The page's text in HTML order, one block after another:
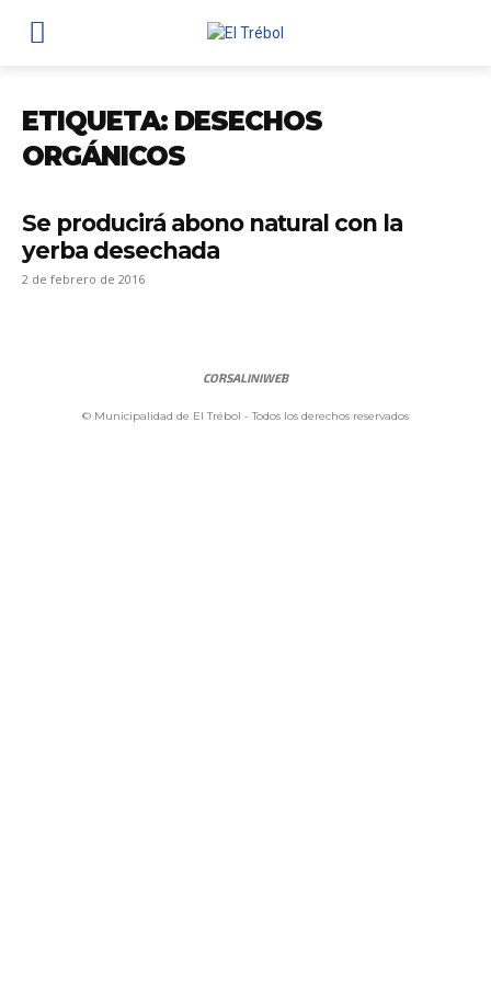
ETIQUETA: DESECHOS
ORGÁNICOS
Se producirá abono natural con la
yerba desechada
2 de febrero de 2016
CORSALINIWEB
© Municipalidad de El Trébol - Todos los derechos reservados